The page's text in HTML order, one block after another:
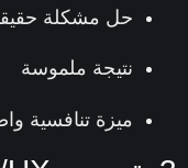
حل مشكلة حقيقية
نتيجة ملموسة
ميزة تنافسية واضحة